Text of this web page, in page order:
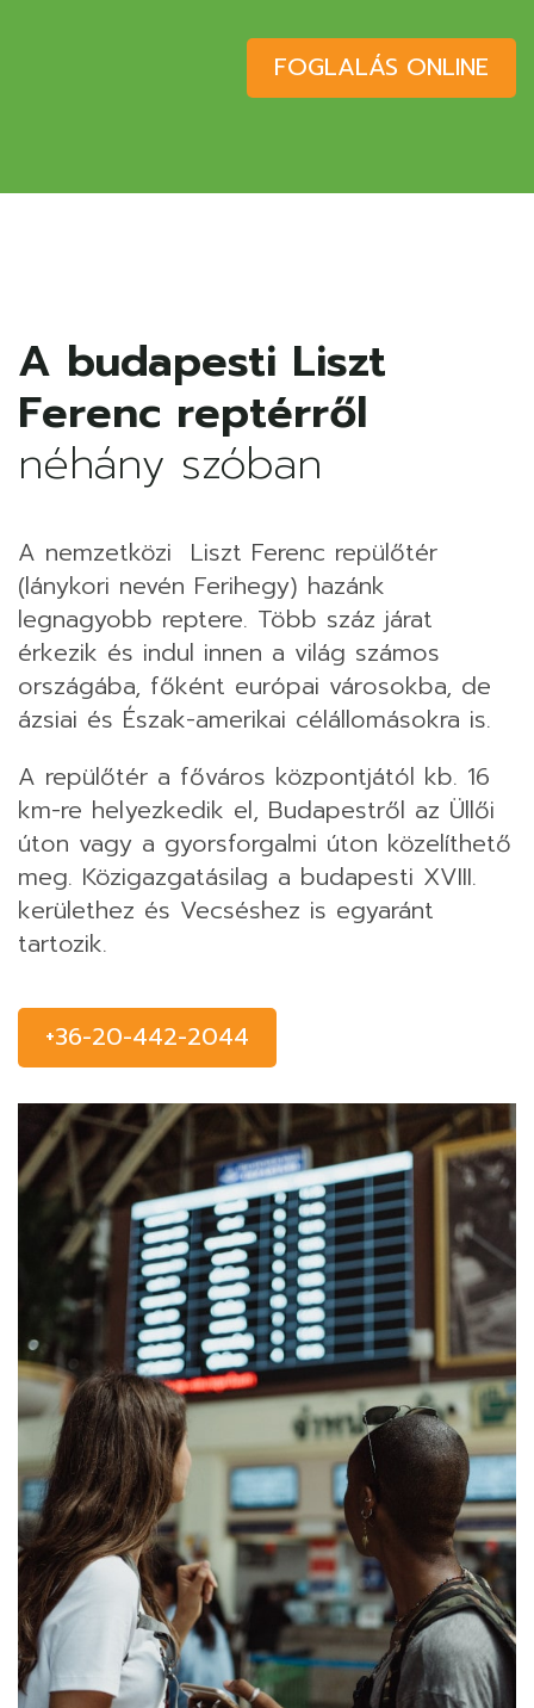
FOGLALÁS ONLINE
A budapesti Liszt
Ferenc reptérről
néhány szóban
A nemzetközi Liszt Ferenc repülőtér
(lánykori nevén Ferihegy) hazánk
legnagyobb reptere. Több száz járat
érkezik és indul innen a világ számos
országába, főként európai városokba, de
ázsiai és Észak-amerikai célállomásokra is.
A repülőtér a főváros központjától kb. 16
km-re helyezkedik el, Budapestről az Üllői
úton vagy a gyorsforgalmi úton közelíthető
meg. Közigazgatásilag a budapesti XVIII.
kerülethez és Vecséshez is egyaránt
tartozik.
+36-20-442-2044